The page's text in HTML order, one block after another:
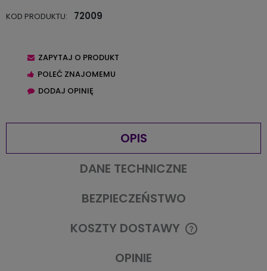
KOD PRODUKTU: 72009
ZAPYTAJ O PRODUKT
POLEĆ ZNAJOMEMU
DODAJ OPINIĘ
OPIS
DANE TECHNICZNE
BEZPIECZEŃSTWO
KOSZTY DOSTAWY
CENA NIE ZAWIERA EWENTUALNYCH KOSZTÓW PŁATNOŚCI
OPINIE